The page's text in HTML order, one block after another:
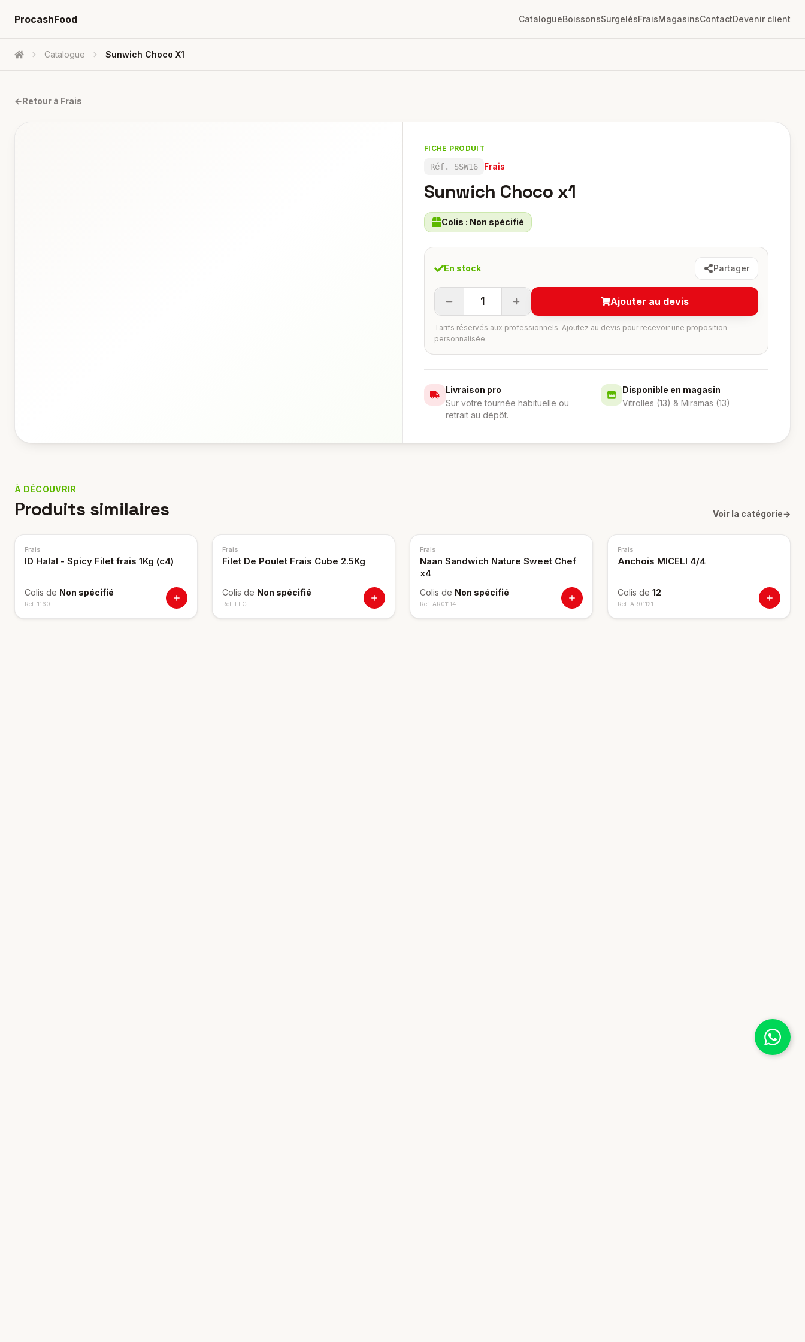
ProcashFood CatalogueBoissonsSurgelésFraisMagasinsContactDevenir client
Accueil Catalogue Sunwich Choco X1
←Retour à Frais
FICHE PRODUIT
Réf. SSW16 Frais
Sunwich Choco x1
Colis : Non spécifié
En stock Partager
1 Ajouter au devis
Tarifs réservés aux professionnels. Ajoutez au devis pour recevoir une proposition
personnalisée.
Livraison pro
Sur votre tournée habituelle ou
retrait au dépôt.
Disponible en magasin
Vitrolles (13) & Miramas (13)
À DÉCOUVRIR
Produits similaires Voir la catégorie→
Frais
ID Halal - Spicy Filet frais 1Kg (c4)
Colis de Non spécifié
Ref. 1160
Frais
Filet De Poulet Frais Cube 2.5Kg
Colis de Non spécifié
Ref. FFC
Frais
Naan Sandwich Nature Sweet Chef
x4
Colis de Non spécifié
Ref. AR01114
Frais
Anchois MICELI 4/4
Colis de 12
Ref. AR01121